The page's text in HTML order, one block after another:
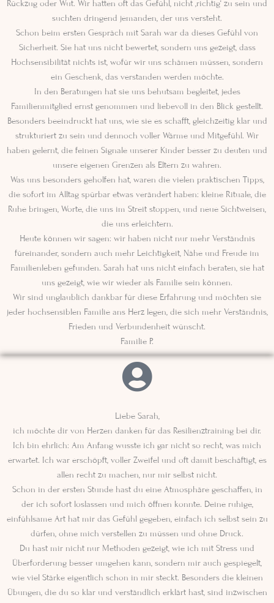
Rückzug oder Wut. Wir hatten oft das Gefühl, nicht ‚richtig‘ zu sein und
suchten dringend jemanden, der uns versteht.
Schon beim ersten Gespräch mit Sarah war da dieses Gefühl von
Sicherheit. Sie hat uns nicht bewertet, sondern uns gezeigt, dass
Hochsensibilität nichts ist, wofür wir uns schämen müssen, sondern
ein Geschenk, das verstanden werden möchte.
In den Beratungen hat sie uns behutsam begleitet, jedes
Familienmitglied ernst genommen und liebevoll in den Blick gestellt.
Besonders beeindruckt hat uns, wie sie es schafft, gleichzeitig klar und
strukturiert zu sein und dennoch voller Wärme und Mitgefühl. Wir
haben gelernt, die feinen Signale unserer Kinder besser zu deuten und
unsere eigenen Grenzen als Eltern zu wahren.
Was uns besonders geholfen hat, waren die vielen praktischen Tipps,
die sofort im Alltag spürbar etwas verändert haben: kleine Rituale, die
Ruhe bringen, Worte, die uns im Streit stoppen, und neue Sichtweisen,
die uns erleichtern.
Heute können wir sagen: wir haben nicht nur mehr Verständnis
füreinander, sondern auch mehr Leichtigkeit, Nähe und Freude im
Familienleben gefunden. Sarah hat uns nicht einfach beraten, sie hat
uns gezeigt, wie wir wieder als Familie sein können.
Wir sind unglaublich dankbar für diese Erfahrung und möchten sie
jeder hochsensiblen Familie ans Herz legen, die sich mehr Verständnis,
Frieden und Verbundenheit wünscht.
Familie P.
Liebe Sarah,
ich möchte dir von Herzen danken für das Resilienztraining bei dir.
Ich bin ehrlich: Am Anfang wusste ich gar nicht so recht, was mich
erwartet. Ich war erschöpft, voller Zweifel und oft damit beschäftigt, es
allen recht zu machen, nur mir selbst nicht.
Schon in der ersten Stunde hast du eine Atmosphäre geschaffen, in
der ich sofort loslassen und mich öffnen konnte. Deine ruhige,
einfühlsame Art hat mir das Gefühl gegeben, einfach ich selbst sein zu
dürfen, ohne mich verstellen zu müssen und ohne Druck.
Du hast mir nicht nur Methoden gezeigt, wie ich mit Stress und
Überforderung besser umgehen kann, sondern mir auch gespiegelt,
wie viel Stärke eigentlich schon in mir steckt. Besonders die kleinen
Übungen, die du so klar und verständlich erklärt hast, sind inzwischen